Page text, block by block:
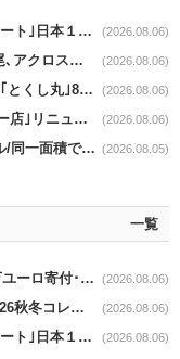
イオンリテールnews｜北欧スタイル｢グラニート｣日本１号店を自由が丘に開業 (2026.08.06)
平和堂news｜9/18フーズマーケット富山掛尾､アクロスプラザ内に出店 (2026.08.06)
アルビスnews｜名古屋市で初･移動スーパー｢とくし丸｣8/4運行開始 (2026.08.06)
OICグループnews｜8/16｢ロピア港北インター店｣リニューアル/食品売場拡大 (2026.08.06)
ニトリnews｜全国の店舗対象にリニューアル/同一面積で品揃え24％拡大 (2026.08.05)
一覧
ファストリnews｜｢フランス山火事｣へ100万ユーロ寄付･衣料5万点も提供 (2026.08.06)
ユニクロnews｜｢コントワー･デ･コトニエ｣’26秋冬コレクション8/28発売 (2026.08.06)
イオンリテールnews｜北欧スタイル｢グラニート｣日本１号店を自由が丘に開業 (2026.08.06)